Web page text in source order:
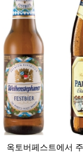
옥토버페스트에서